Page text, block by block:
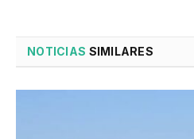
NOTICIAS SIMILARES